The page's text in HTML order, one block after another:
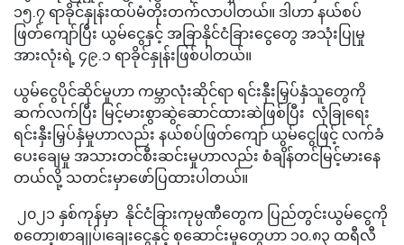
၁၅.၇ ရာခိုင်နှုန်းထပ်မံတိုးတက်လာပါတယ်။ ဒါဟာ နယ်စပ်
ဖြတ်ကျော်ပြီး ယွမ်ငွေနှင့် အခြာနိုင်ငံခြားငွေတွေ အသုံးပြုမှု
အားလုံးရဲ့ ၄၉.၁ ရာခိုင်နှုန်းဖြစ်ပါတယ်။
ယွမ်ငွေပိုင်ဆိုင်မှုဟာ ကမ္ဘာလုံးဆိုင်ရာ ရင်းနှီးမြှပ်နှံသူတွေကို
ဆက်လက်ပြီး မြင့်မားစွာဆွဲဆောင်ထားဆဲဖြစ်ပြီး လုံခြုရေး
ရင်းနှီးမြှပ်နှံမှုဟာလည်း နယ်စပ်ဖြတ်ကျော် ယွမ်ငွေဖြင့် လက်ခံ
ပေးချေမှု အသားတင်စီးဆင်းမှုဟာလည်း စံချိန်တင်မြင့်မားနေ
တယ်လို့ သတင်းမှာဖော်ပြထားပါတယ်။
၂၀၂၁ နှစ်ကုန်မှာ နိုင်ငံခြားကုမ္ပဏီတွေက ပြည်တွင်းယွမ်ငွေကို
စတော့၊စာချုပ်၊ချေးငွေနှင့် စုဆောင်းမှုတွေဟာ ၁၀.၈၃ ထရီလီ